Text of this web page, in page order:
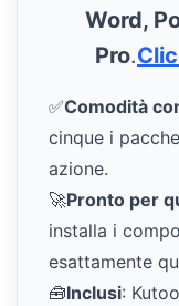
Word,
Pro.
✅Comodità
cinque i
azione.
🚀Pronto per
installa i
esattamente
🧰Inclusi: